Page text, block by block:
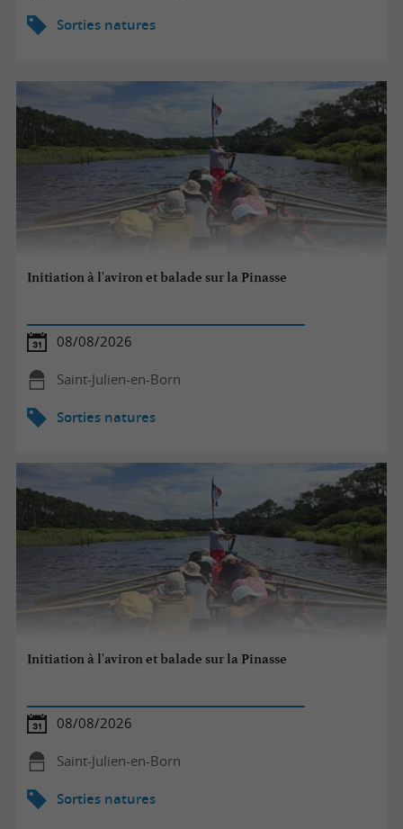
Sorties natures
Initiation à l'aviron et balade sur la Pinasse
08/08/2026
Saint-Julien-en-Born
Sorties natures
Initiation à l'aviron et balade sur la Pinasse
08/08/2026
Saint-Julien-en-Born
Sorties natures